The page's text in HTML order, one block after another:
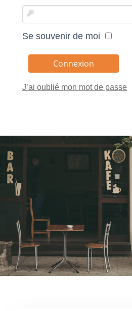
Se souvenir de moi
J’ai oublié mon mot de passe